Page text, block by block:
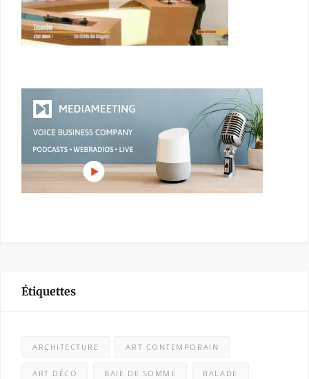
Étiquettes
ARCHITECTURE ART CONTEMPORAIN
ART DÉCO BAIE DE SOMME BALADE